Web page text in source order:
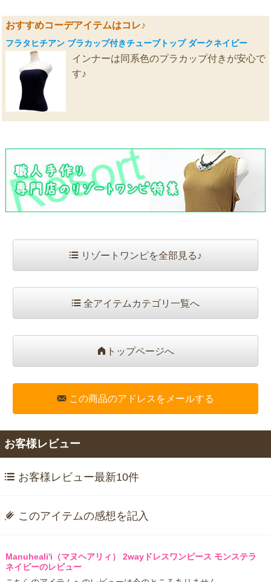
おすすめコーデアイテムはコレ♪
フラタヒチアン ブラカップ付きチューブトップ ダークネイビー
インナーは同系色のプラカップ付きが安心で
す♪
リゾートワンピを全部見る♪
全アイテムカテゴリ一覧へ
トップページへ
この商品のアドレスをメールする
お客様レビュー
お客様レビュー最新10件
このアイテムの感想を記入
Manuheali'i（マヌヘアリィ） 2wayドレスワンピース モンステラ
ネイビーのレビュー